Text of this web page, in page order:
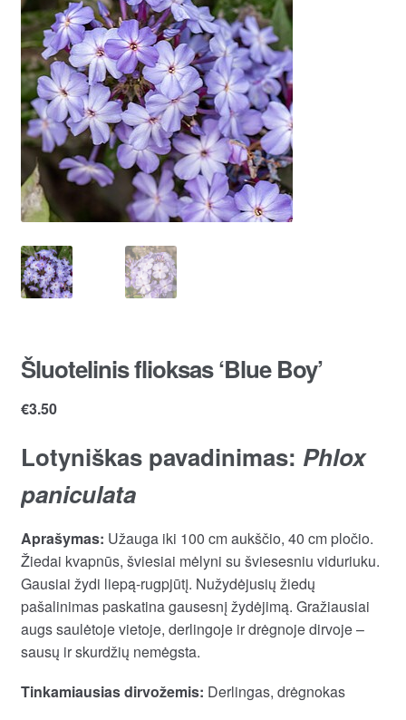
Šluotelinis flioksas ‘Blue Boy’
€3.50
Lotyniškas pavadinimas: Phlox
paniculata
Aprašymas: Užauga iki 100 cm aukščio, 40 cm pločio.
Žiedai kvapnūs, šviesiai mėlyni su šviesesniu viduriuku.
Gausiai žydi liepą-rugpjūtį. Nužydėjusių žiedų
pašalinimas paskatina gausesnį žydėjimą. Gražiausiai
augs saulėtoje vietoje, derlingoje ir drėgnoje dirvoje –
sausų ir skurdžių nemėgsta.
Tinkamiausias dirvožemis: Derlingas, drėgnokas